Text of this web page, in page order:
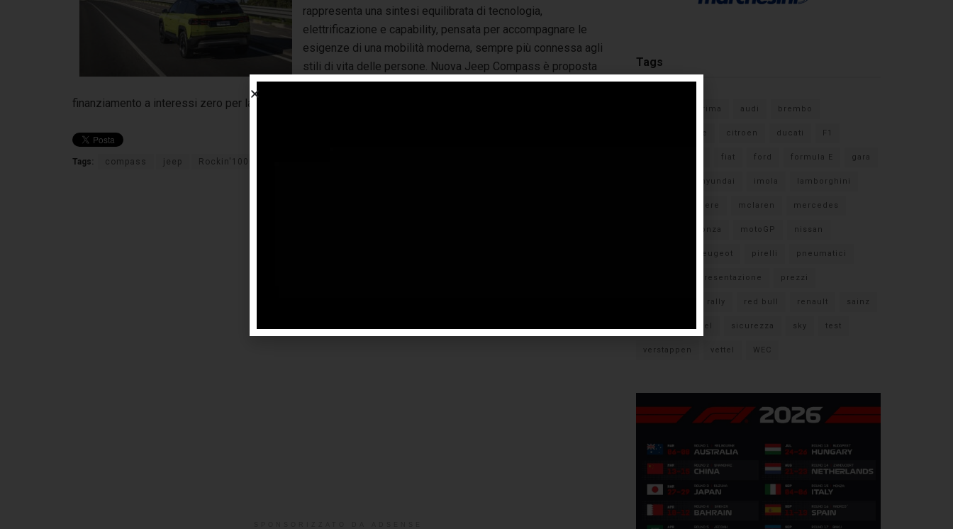
rappresenta una sintesi equilibrata di tecnologia,
elettrificazione e capability, pensata per accompagnare le
esigenze di una mobilità moderna, sempre più connessa agli
stili di vita delle persone. Nuova Jeep Compass è proposta
con 5.000 euro di supervalutazione dell’usato e
finanziamento a interessi zero per la versione e-Hybrid 145 CV.
Tags: compass jeep Rockin'1000
Tags
anteprima audi brembo
caratteristiche citroen ducati F1
fiat ford formula E gara
hyundai imola lamborghini
libere mclaren mercedes
monza motoGP nissan
peugeot pirelli pneumatici
presentazione prezzi
rally red bull renault sainz
sebastian vettel sicurezza sky test
verstappen vettel WEC